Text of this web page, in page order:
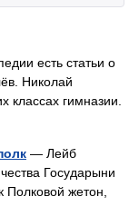
есть статьи о
Николай
гимназии.
— Лейб
Государыни
жетон,